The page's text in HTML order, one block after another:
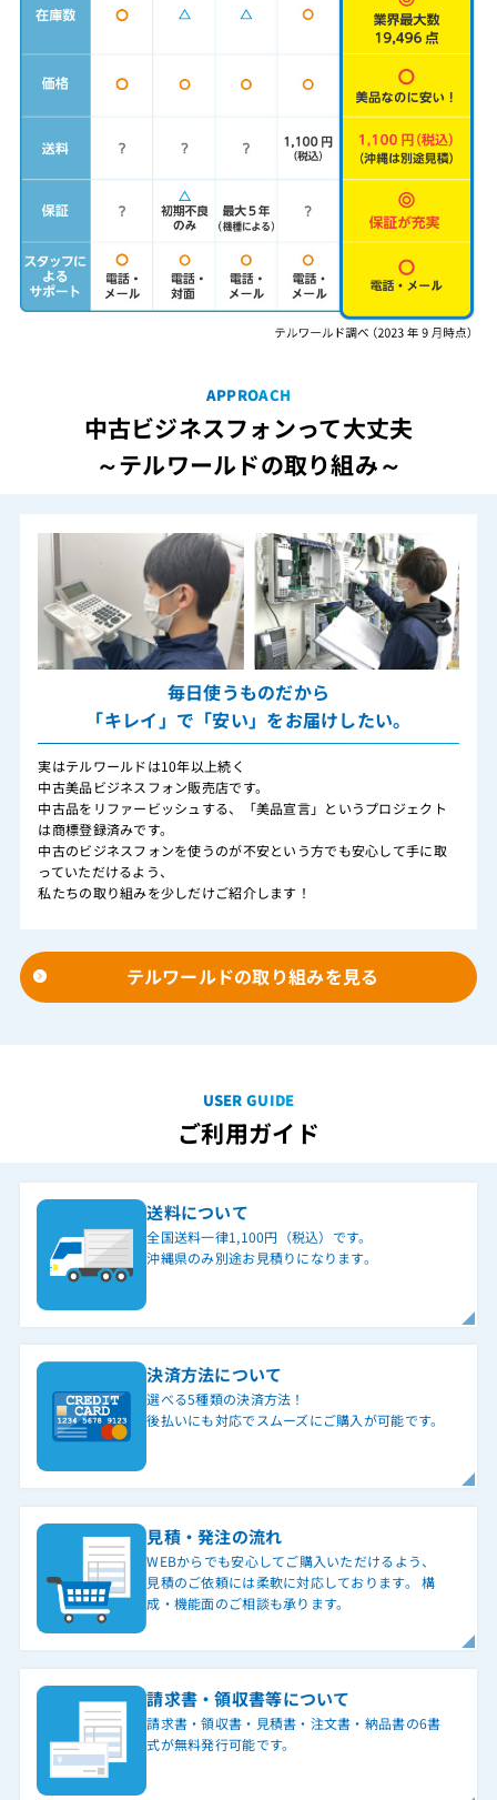
APPROACH
中古ビジネスフォンって大丈夫
～テルワールドの取り組み～
毎日使うものだから
「キレイ」で「安い」をお届けしたい。
実はテルワールドは10年以上続く
中古美品ビジネスフォン販売店です。
中古品をリファービッシュする、「美品宣言」というプロジェクト
は商標登録済みです。
中古のビジネスフォンを使うのが不安という方でも安心して手に取
っていただけるよう、
私たちの取り組みを少しだけご紹介します！
テルワールドの取り組みを見る
USER GUIDE
ご利用ガイド
送料について
全国送料一律1,100円（税込）です。
沖縄県のみ別途お見積りになります。
決済方法について
選べる5種類の決済方法！
後払いにも対応でスムーズにご購入が可能です。
見積・発注の流れ
WEBからでも安心してご購入いただけるよう、
見積のご依頼には柔軟に対応しております。 構
成・機能面のご相談も承ります。
請求書・領収書等について
請求書・領収書・見積書・注文書・納品書の6書
式が無料発行可能です。